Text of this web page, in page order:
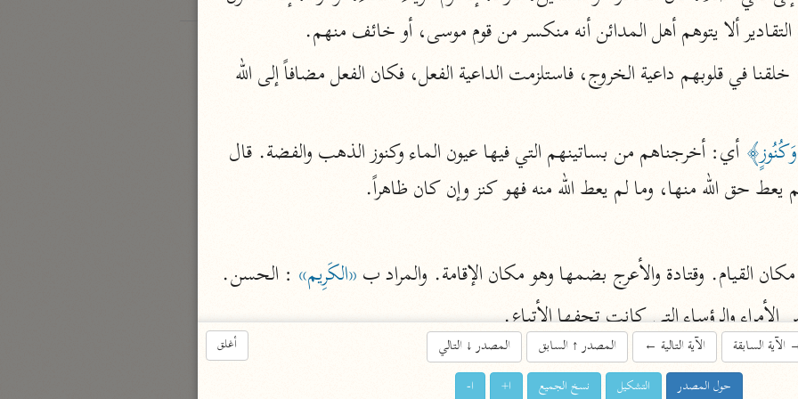
اشترك لتصلك أخبار مشاريعنا
راسلنا •تليجرام • تويتر
تعليمات•عن الباحث القرآني
أندرويد
أيفون
تطوير
رعاية
ألا يتوهم أهل المدائن أنه منكسر من قوم موسى، أو خائف منهم.
حق الله منها، وما لم يعط الله منه فهو كنز وإن كان ظاهراً.
مكان القيام. وقتادة والأعرج بضمها وهو مكان الإقامة. والمراد ب «الكَرِيم» : الحسن.
والرؤساء التي كانت تحفها الأتباع.
[يتنعمون فيها] .
أغلق الآية السابقة الآية التالية ← المصدر↑السابق المصدر↓التالي
حول المصدر التشكيل نسخ الجميع ا+ ا-